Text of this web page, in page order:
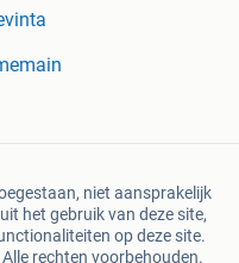
niet aansprakelijk
het gebruik van deze site,
op deze site.
rechten voorbehouden.